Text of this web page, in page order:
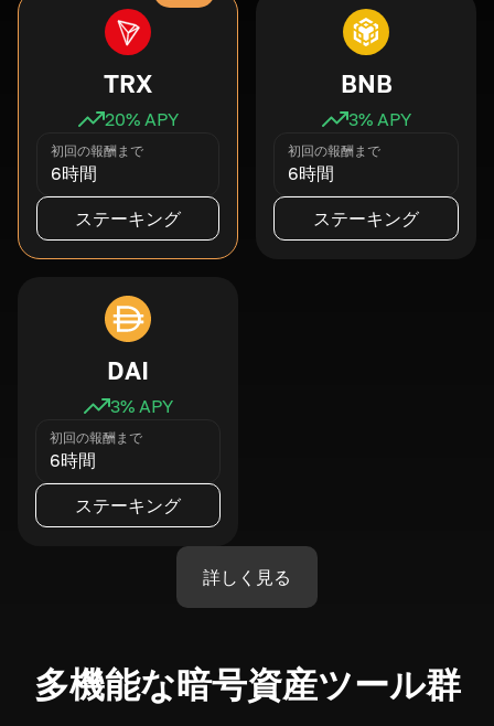
TRX
20% APY
初回の報酬まで
6時間
ステーキング
BNB
3% APY
初回の報酬まで
6時間
ステーキング
DAI
3% APY
初回の報酬まで
6時間
ステーキング
詳しく見る
多機能な暗号資産ツール群